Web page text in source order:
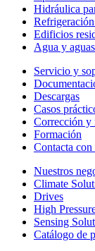
Hidráulica
Edificios
Agua y
Servicio y
Descargas
Casos
Corrección y
Formación
Contacta con
Nuestros
Climate
Drives
High
Sensing
Catálogo de